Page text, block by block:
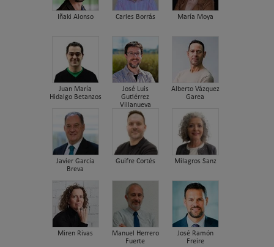
Iñaki Alonso Carles Borrás María Moya
Juan María
Hidalgo Betanzos
José Luis
Gutiérrez
Villanueva
Alberto Vázquez
Garea
Javier García
Breva
Guifre Cortés Milagros Sanz
Miren Rivas
Manuel Herrero
Fuerte
José Ramón
Freire